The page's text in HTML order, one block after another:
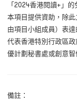
「2024香港閱讀+」
本項目提供資助，除
由項目小組成員）表
代表香港特別行政區
優計劃秘書處或創意
備註：